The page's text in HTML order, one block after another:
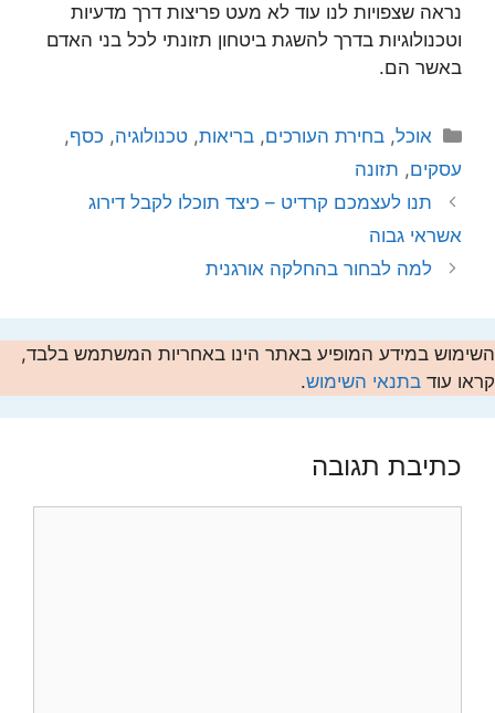
נראה שצפויות לנו עוד לא מעט פריצות דרך מדעיות
וטכנולוגיות בדרך להשגת ביטחון תזונתי לכל בני האדם
באשר הם.
קטגוריות
אוכל,בחירת העורכים,בריאות,טכנולוגיה, כסף,
עסקים, תזונה
תנו לעצמכם קרדיט – כיצד תוכלו לקבל דירוג
אשראי גבוה
למה לבחור בהחלקה אורגנית
השימוש במידע המופיע באתר הינו באחריות המשתמש בלבד,
קראו עוד בתנאי השימוש.
כתיבת תגובה